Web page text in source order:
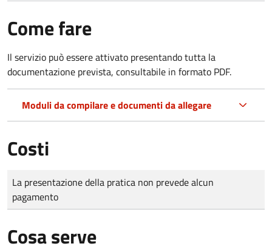
Come fare
Il servizio può essere attivato presentando tutta la
documentazione prevista, consultabile in formato PDF.
Moduli da compilare e documenti da allegare
Costi
Tipo di pagamento
Importo
La presentazione della pratica non prevede alcun
pagamento
Cosa serve